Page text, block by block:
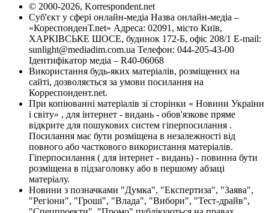
© 2000-2026, Korrespondent.net
Суб'єкт у сфері онлайн-медіа Назва онлайн-медіа –
«КореспонденТ.net» Адреса: 02091, місто Київ,
ХАРКІВСЬКЕ ШОСЕ, будинок 172-Б, офіс 208/1 E-mail:
sunlight@mediadim.com.ua Телефон: 044-205-43-00
Ідентифікатор медіа – R40-06068
Використання будь-яких матеріалів, розміщених на
сайті, дозволяється за умови посилання на
Корреспондент.net.
При копіюванні матеріалів зі сторінки « Новини України
і світу» , для інтернет - видань - обов'язкове пряме
відкрите для пошукових систем гіперпосилання .
Посилання має бути розміщена в незалежності від
повного або часткового використання матеріалів.
Гіперпосилання ( для інтернет - видань) - повинна бути
розміщена в підзаголовку або в першому абзаці
матеріалу.
Новини з позначками "Думка", "Експертиза", "Заява",
"Регіони", "Гроші", "Влада", "Вибори", "Тест-драйв",